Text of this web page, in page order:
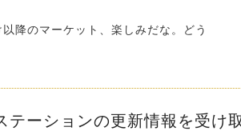
降のマーケット、楽しみだな。どう
テーションの更新情報を受け